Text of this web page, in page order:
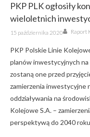
PKP PLK ogłosiły
wieloletnich
Posted
on
15 października 2020 Author
Raport
PKP Polskie Linie
planów inwestycyjnych na
zostaną one przed
zamierzenia inwestycyjne
oddziaływania na
Kolejowe S.A. –
perspektywą do 2040